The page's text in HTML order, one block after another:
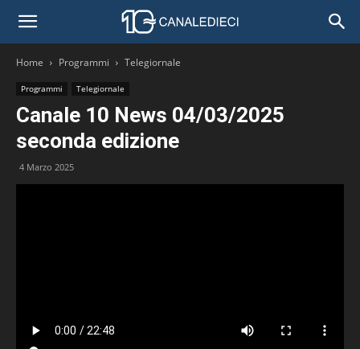
Home Programmi Telegiornale
Programmi Telegiornale
Canale 10 News 04/03/2025
seconda edizione
4 Marzo 2025